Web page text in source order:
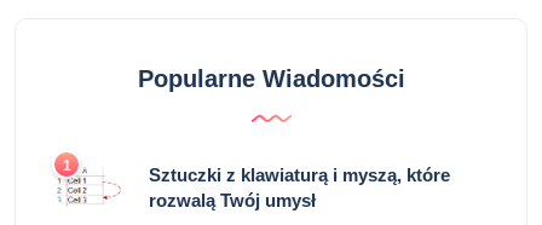
Popularne Wiadomości
1
Sztuczki z klawiaturą i myszą, które
rozwalą Twój umysł